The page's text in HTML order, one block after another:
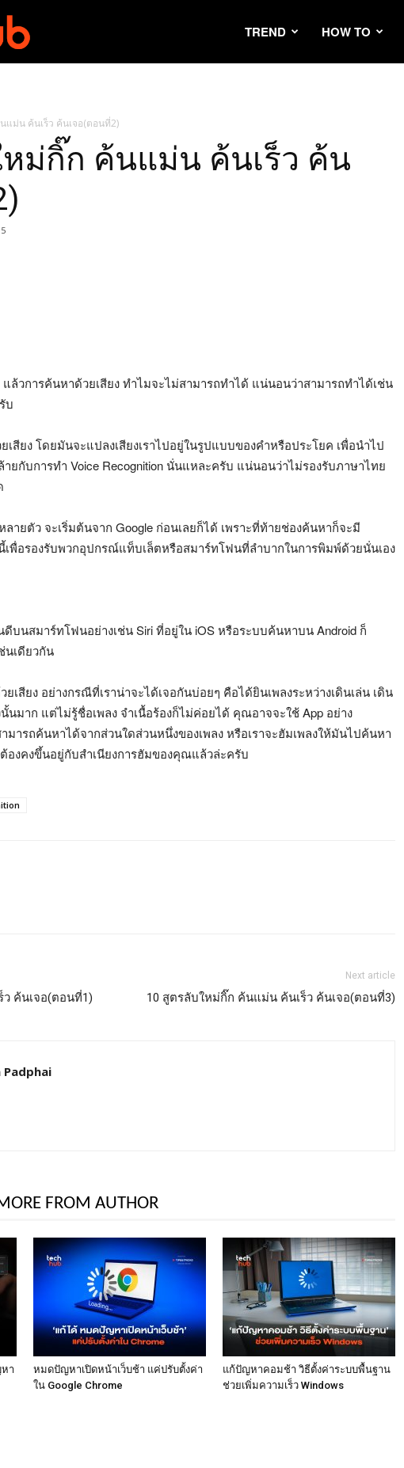
TREND HOW TO
แม่น ค้นเร็ว ค้นเจอ(ตอนที่2)
หม่กิ๊ก ค้นแม่น ค้นเร็ว ค้น
ล้วการค้นหาด้วยเสียง ทำไมจะไม่สามารถทำได้ แน่นอนว่าสามารถทำได้เช่น
บ
สียง โดยมันจะแปลงเสียงเราไปอยู่ในรูปแบบของคำหรือประโยค เพื่อนำไป
ยกับการทำ Voice Recognition นั่นแหละครับ แน่นอนว่าไม่รองรับภาษาไทย
ายตัว จะเริ่มต้นจาก Google ก่อนเลยก็ได้ เพราะที่ท้ายช่องค้นหาก็จะมี
พื่อรองรับพวกอุปกรณ์แท็บเล็ตหรือสมาร์ทโฟนที่ลำบากในการพิมพ์ด้วยนั่นเอง
ดีบนสมาร์ทโฟนอย่างเช่น Siri ที่อยู่ใน iOS หรือระบบค้นหาบน Android ก็
นเดียวกัน
เสียง อย่างกรณีที่เราน่าจะได้เจอกันบ่อยๆ คือได้ยินเพลงระหว่างเดินเล่น เดิน
นมาก แต่ไม่รู้ชื่อเพลง จำเนื้อร้องก็ไม่ค่อยได้ คุณอาจจะใช้ App อย่าง
มารถค้นหาได้จากส่วนใดส่วนหนึ่งของเพลง หรือเราจะฮัมเพลงให้มันไปค้นหา
องคงขึ้นอยู่กับสำเนียงการฮัมของคุณแล้วล่ะครับ
ค้นเจอ(ตอนที่1)
Next article
10 สูตรลับใหม่กิ๊ก ค้นแม่น ค้นเร็ว ค้นเจอ(ตอนที่3)
Padphai
FROM AUTHOR
า
หมดปัญหาเปิดหน้าเว็บช้า แค่ปรับตั้งค่า
ใน Google Chrome
แก้ปัญหาคอมช้า วิธีตั้งค่าระบบพื้นฐาน
ช่วยเพิ่มความเร็ว Windows